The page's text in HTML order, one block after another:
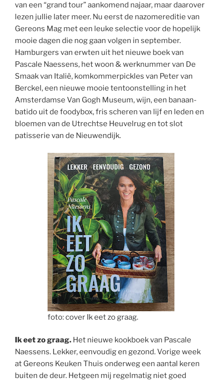
van een “grand tour” aankomend najaar, maar daarover
lezen jullie later meer. Nu eerst de nazomereditie van
Gereons Mag met een leuke selectie voor de hopelijk
mooie dagen die nog gaan volgen in september.
Hamburgers van erwten uit het nieuwe boek van
Pascale Naessens, het woon & werknummer van De
Smaak van Italië, komkommerpickles van Peter van
Berckel, een nieuwe mooie tentoonstelling in het
Amsterdamse Van Gogh Museum, wijn, een banaan-
batido uit de foodybox, fris scheren van lijf en leden en
bloemen van de Utrechtse Heuvelrug en tot slot
patisserie van de Nieuwendijk.
foto: cover Ik eet zo graag.
Ik eet zo graag. Het nieuwe kookboek van Pascale
Naessens. Lekker, eenvoudig en gezond. Vorige week
at Gereons Keuken Thuis onderweg een aantal keren
buiten de deur. Hetgeen mij regelmatig niet goed